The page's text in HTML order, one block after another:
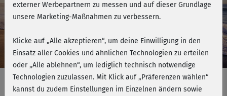
1 Monat
mehr Flexibilität
16,90 €
Gutscheincode
externer Werbepartnern zu messen und auf dieser Grundlage
unsere Marketing-Maßnahmen zu verbessern.
Klicke auf „Alle akzeptieren“, um deine Einwilligung in den
Einsatz aller Cookies und ähnlichen Technologien zu erteilen
oder „Alle ablehnen“, um lediglich technisch notwendige
Technologien zuzulassen. Mit Klick auf „Präferenzen wählen“
kannst du zudem Einstellungen im Einzelnen ändern sowie